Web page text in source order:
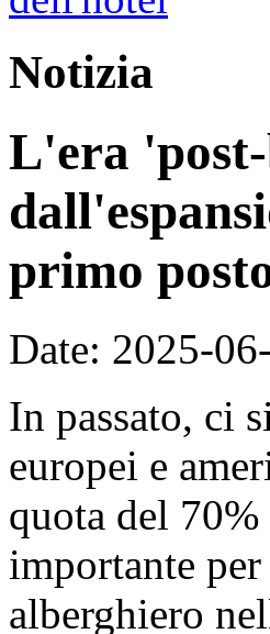
Notizia
L'era
primo
Date: 2025-
In passato, ci
europei e
quota del 70%
importante
alberghiero